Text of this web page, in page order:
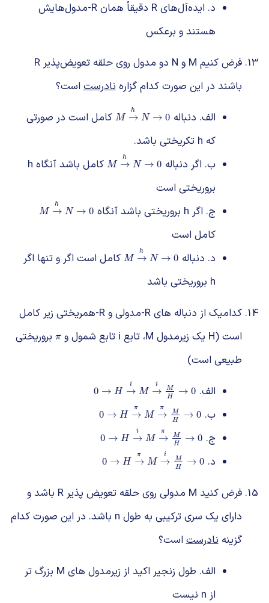
د. ایده‌آل‌های R دقیقاً همان R-مدول‌هایش
هستند و برعکس
فرض کنیم M و N دو مدول روی حلقه تعویض‌پذیر R
باشند در این صورت کدام گزارهنادرستاست؟
الف. دنباله M →
h
N → 0
M→h N→0
کامل است در صورتی
که h تکریختی باشد.
ب. اگر دنباله
M →
h
N → 0
M→h N→0
کامل باشد آنگاه h
بروریختی است
ج. اگر h بروریختی باشد آنگاه
M →
h
N → 0
M→h N→0
کامل است
د. دنباله
M →
h
N → 0
M→h N→0
کامل است اگر و تنها اگر
h بروریختی باشد
کدامیک از دنباله های R-مدولی و R-همریختی زیر کامل
است (H یک زیرمدول M، تابع i تابع شمول و
π
πبروریختی
طبیعی است)
الف. 0 → H →
i
M →
i
M
H
→ 0
0 →H→ iM →iMH → 0
ب.
0 → H →
π
M →
π
M
H
→ 0
0 →H→ πM→ πM H→0
ج.
0 → H →
i
M →
π
M
H
→ 0
0 →H→ iM →π MH→ 0
د.
0 → H →
π
M →
i
M
H
→ 0
0 →H→ πM→ MH→ 0
فرض کنید M مدولی روی حلقه تعویض پذیر R باشد و
دارای یک سری ترکیبی به طول n باشد. در این صورت کدام
گزینهنادرستاست؟
الف. طول زنجیر اکید از زیرمدول های M بزرگ تر
از n نیست